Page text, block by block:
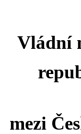
Vládní
mezi